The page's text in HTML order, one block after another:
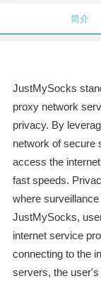
简介
JustMySocks
proxy network
privacy. By
network of secure
access the
fast speeds.
where
JustMySocks,
internet service
connecting to the
servers, the